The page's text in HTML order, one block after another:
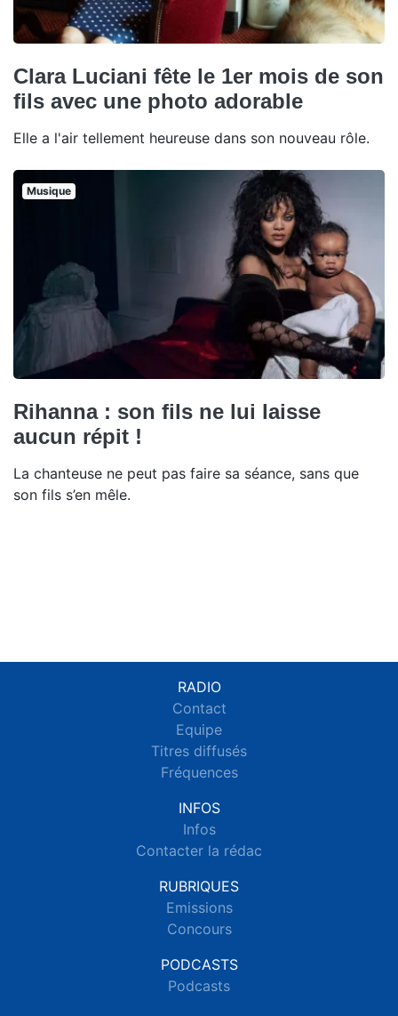
Clara Luciani fête le 1er mois de son
fils avec une photo adorable
Elle a l'air tellement heureuse dans son nouveau rôle.
Musique
Rihanna : son fils ne lui laisse
aucun répit !
La chanteuse ne peut pas faire sa séance, sans que
son fils s’en mêle.
RADIO
Contact
Equipe
Titres diffusés
Fréquences
INFOS
Infos
Contacter la rédac
RUBRIQUES
Emissions
Concours
PODCASTS
Podcasts